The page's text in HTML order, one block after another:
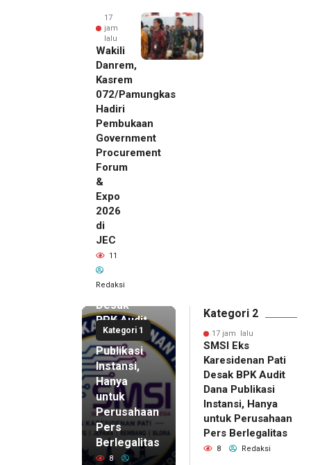
17
jam
lalu
Wakili
Danrem,
Kasrem
072/Pamungkas
Hadiri
Pembukaan
Government
Procurement
Forum
&
Expo
2026
di
JEC
11
Redaksi
Kategori 1
SMSI Eks
Karesidenan
Pati
Desak
BPK Audit
Dana
Publikasi
Instansi,
Hanya
untuk
Perusahaan
Pers
Berlegalitas
8
17 jam lalu
Ketum
DPP
Kategori 2
17 jam lalu
SMSI Eks
Karesidenan Pati
Desak BPK Audit
Dana Publikasi
Instansi, Hanya
untuk Perusahaan
Pers Berlegalitas
8 Redaksi